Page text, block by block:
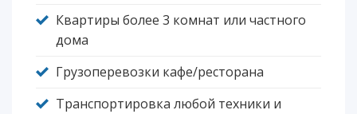
Квартиры более 3 комнат или частного
дома
Грузоперевозки кафе/ресторана
Транспортировка любой техники и